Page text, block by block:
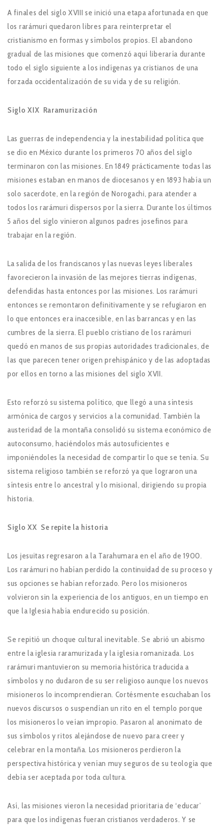
A finales del siglo XVIII se inició una etapa afortunada en que
los rarámuri quedaron libres para reinterpretar el
cristianismo en formas y símbolos propios. El abandono
gradual de las misiones que comenzó aquí liberaría durante
todo el siglo siguiente a los indígenas ya cristianos de una
forzada occidentalización de su vida y de su religión.
Siglo XIX Raramurización
Las guerras de independencia y la inestabilidad política que
se dio en México durante los primeros 70 años del siglo
terminaron con las misiones. En 1849 prácticamente todas las
misiones estaban en manos de diocesanos y en 1893 había un
solo sacerdote, en la región de Norogachi, para atender a
todos los rarámuri dispersos por la sierra. Durante los últimos
5 años del siglo vinieron algunos padres josefinos para
trabajar en la región.
La salida de los franciscanos y las nuevas leyes liberales
favorecieron la invasión de las mejores tierras indígenas,
defendidas hasta entonces por las misiones. Los rarámuri
entonces se remontaron definitivamente y se refugiaron en
lo que entonces era inaccesible, en las barrancas y en las
cumbres de la sierra. El pueblo cristiano de los rarámuri
quedó en manos de sus propias autoridades tradicionales, de
las que parecen tener origen prehispánico y de las adoptadas
por ellos en torno a las misiones del siglo XVII.
Esto reforzó su sistema político, que llegó a una síntesis
armónica de cargos y servicios a la comunidad. También la
austeridad de la montaña consolidó su sistema económico de
autoconsumo, haciéndolos más autosuficientes e
imponiéndoles la necesidad de compartir lo que se tenía. Su
sistema religioso también se reforzó ya que lograron una
síntesis entre lo ancestral y lo misional, dirigiendo su propia
historia.
Siglo XX Se repite la historia
Los jesuitas regresaron a la Tarahumara en el año de 1900.
Los rarámuri no habían perdido la continuidad de su proceso y
sus opciones se habían reforzado. Pero los misioneros
volvieron sin la experiencia de los antiguos, en un tiempo en
que la Iglesia había endurecido su posición.
Se repitió un choque cultural inevitable. Se abrió un abismo
entre la iglesia raramurizada y la iglesia romanizada. Los
rarámuri mantuvieron su memoria histórica traducida a
símbolos y no dudaron de su ser religioso aunque los nuevos
misioneros lo incomprendieran. Cortésmente escuchaban los
nuevos discursos o suspendían un rito en el templo porque
los misioneros lo veían impropio. Pasaron al anonimato de
sus símbolos y ritos alejándose de nuevo para creer y
celebrar en la montaña. Los misioneros perdieron la
perspectiva histórica y venían muy seguros de su teología que
debía ser aceptada por toda cultura.
Así, las misiones vieron la necesidad prioritaria de ‘educar’
para que los indígenas fueran cristianos verdaderos. Y se